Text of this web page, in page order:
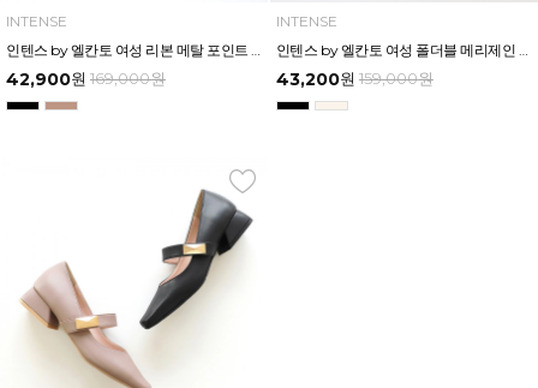
INTENSE
42,900원 169,000원
INTENSE
43,200원 159,000원